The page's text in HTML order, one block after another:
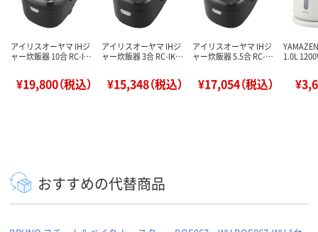
アイリスオーヤマ IHジ
ャー炊飯器 10合 RC-I…
¥19,800（税込）
アイリスオーヤマ IHジ
ャー炊飯器 3合 RC-IK…
¥15,348（税込）
アイリスオーヤマ IHジ
ャー炊飯器 5.5合 RC-…
¥17,054（税込）
1.0L
おすすめの代替商品